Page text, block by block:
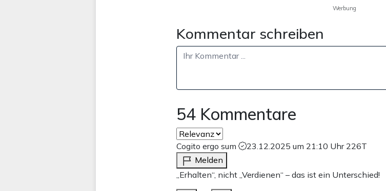
Werbung
Kommentar schreiben
54 Kommentare
Cogito ergo sum 23.12.2025 um 21:10 Uhr 226T
Melden
„Erhalten“, nicht „Verdienen“ – das ist ein Unterschied!